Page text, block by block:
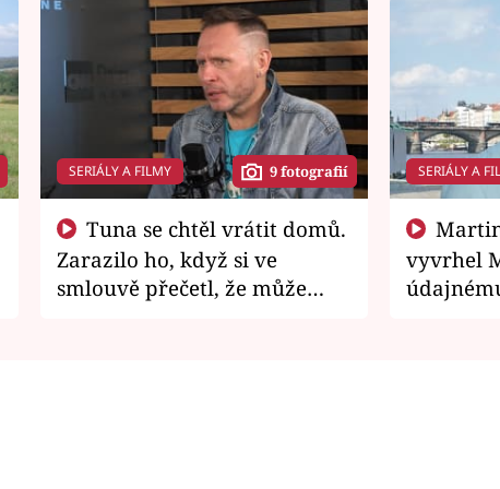
SERIÁLY A FILMY 9 fotografií
Zarazilo ho, když si ve
smlouvě přečetl, že může
SERIÁLY A
vyvrhel